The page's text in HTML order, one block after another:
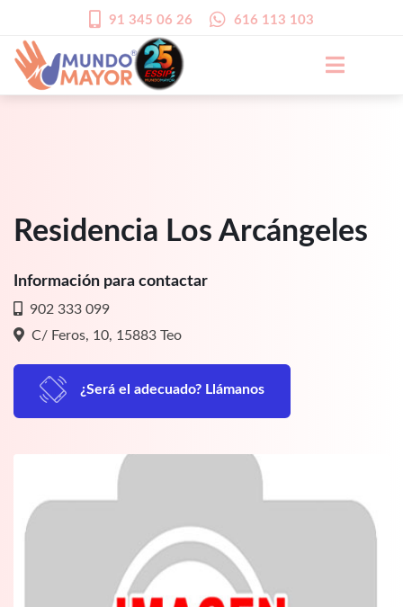
91 345 06 26 616 113 103
Residencia Los Arcángeles
Información para contactar
902 333 099
C/ Feros, 10, 15883 Teo
¿Será el adecuado? Llámanos